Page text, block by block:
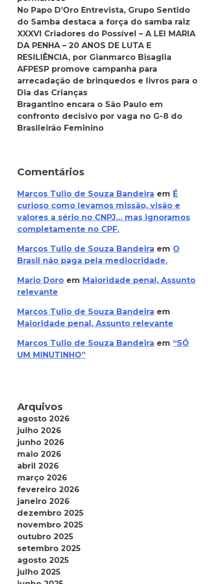
No Papo D’Oro Entrevista, Grupo Sentido
do Samba destaca a força do samba raiz
XXXVI Criadores do Possível – A LEI MARIA
DA PENHA – 20 ANOS DE LUTA E
RESILIÊNCIA, por Gianmarco Bisaglia
AFPESP promove campanha para
arrecadação de brinquedos e livros para o
Dia das Crianças
Bragantino encara o São Paulo em
confronto decisivo por vaga no G-8 do
Brasileirão Feminino
Comentários
Marcos Tulio de Souza Bandeira em É
curioso como levamos missão, visão e
valores a sério no CNPJ… mas ignoramos
completamente no CPF.
Marcos Tulio de Souza Bandeira em O
Brasil não paga pela mediocridade.
Mario Doro em Maioridade penal, Assunto
relevante
Marcos Tulio de Souza Bandeira em
Maioridade penal, Assunto relevante
Marcos Tulio de Souza Bandeira em “SÓ
UM MINUTINHO”
Arquivos
agosto 2026
julho 2026
junho 2026
maio 2026
abril 2026
março 2026
fevereiro 2026
janeiro 2026
dezembro 2025
novembro 2025
outubro 2025
setembro 2025
agosto 2025
julho 2025